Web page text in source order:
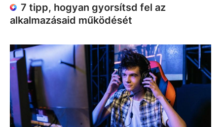
7 tipp, hogyan gyorsítsd fel az
alkalmazásaid működését